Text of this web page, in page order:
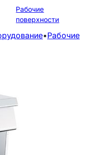
Рабочие
поверхности
•Рабочие